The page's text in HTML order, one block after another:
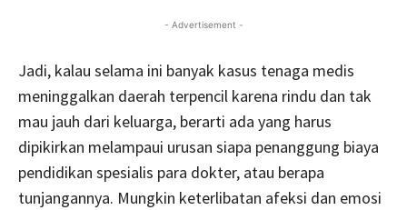
- Advertisement -
Jadi, kalau selama ini banyak kasus tenaga medis
meninggalkan daerah terpencil karena rindu dan tak
mau jauh dari keluarga, berarti ada yang harus
dipikirkan melampaui urusan siapa penanggung biaya
pendidikan spesialis para dokter, atau berapa
tunjangannya. Mungkin keterlibatan afeksi dan emosi